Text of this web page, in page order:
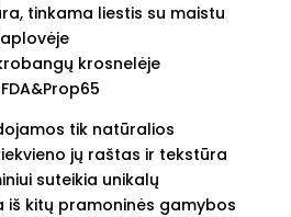
tinkama liestis su maistu
krosnelėje
tik natūralios
jų raštas ir tekstūra
suteikia unikalų
iš kitų pramoninės gamybos